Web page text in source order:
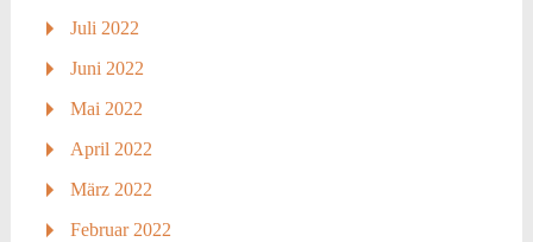
Juli 2022
Juni 2022
Mai 2022
April 2022
März 2022
Februar 2022